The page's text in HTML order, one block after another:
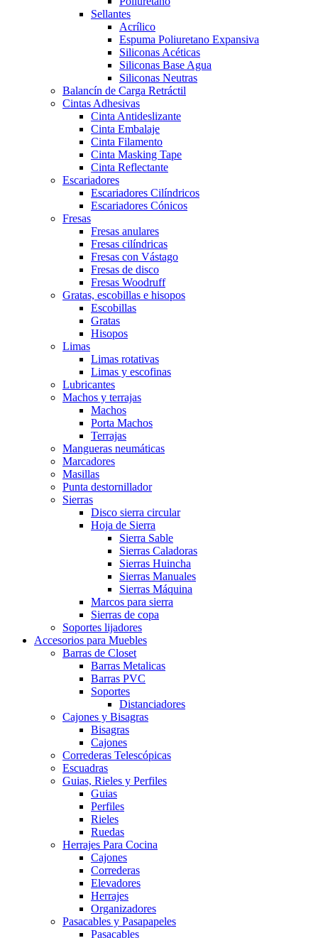
Sellantes
Acrílico
Espuma Poliuretano Expansiva
Siliconas Acéticas
Siliconas Base Agua
Siliconas Neutras
Balancín de Carga Retráctil
Cintas Adhesivas
Cinta Antideslizante
Cinta Embalaje
Cinta Filamento
Cinta Masking Tape
Cinta Reflectante
Escariadores
Escariadores Cilíndricos
Escariadores Cónicos
Fresas
Fresas anulares
Fresas cilíndricas
Fresas con Vástago
Fresas de disco
Fresas Woodruff
Gratas, escobillas e hisopos
Escobillas
Gratas
Hisopos
Limas
Limas rotativas
Limas y escofinas
Lubricantes
Machos y terrajas
Machos
Porta Machos
Terrajas
Mangueras neumáticas
Marcadores
Masillas
Punta destornillador
Sierras
Disco sierra circular
Hoja de Sierra
Sierra Sable
Sierras Caladoras
Sierras Huincha
Sierras Manuales
Sierras Máquina
Marcos para sierra
Sierras de copa
Soportes lijadores
Accesorios para Muebles
Barras de Closet
Barras Metalicas
Barras PVC
Soportes
Distanciadores
Cajones y Bisagras
Bisagras
Cajones
Correderas Telescópicas
Escuadras
Guias, Rieles y Perfiles
Guias
Perfiles
Rieles
Ruedas
Herrajes Para Cocina
Cajones
Correderas
Elevadores
Herrajes
Organizadores
Pasacables y Pasapapeles
Pasacables